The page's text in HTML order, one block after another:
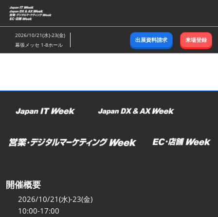
ス
キ
ッ
し
む
2026/10/21(水)-23(金)
幕張メッセ 1-8ホール
出展資料請求 来場登録
開催概要
2026/10/21(水)-23(金)
10:00-17:00